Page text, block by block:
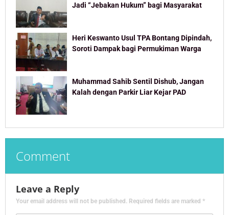
Jadi “Jebakan Hukum” bagi Masyarakat
Heri Keswanto Usul TPA Bontang Dipindah,
Soroti Dampak bagi Permukiman Warga
Muhammad Sahib Sentil Dishub, Jangan
Kalah dengan Parkir Liar Kejar PAD
Comment
Leave a Reply
Your email address will not be published. Required fields are marked *